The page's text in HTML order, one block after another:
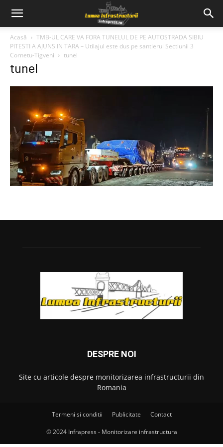
Acasă
TMB-UL CARE VA FORA TUNELUL DE PE AUTOSTRADA SIBIU
PITESTI A AJUNS IN TARA – Utilajul este dus pe santierul Sectiunii 3
Cornetu-Tigveni
tunel
tunel
DESPRE NOI
Site cu articole despre monitorizarea infrastructurii din
Romania
Termeni si conditii Publicitate Contact
© 2024 Infrapress - Monitorizare infrastructura